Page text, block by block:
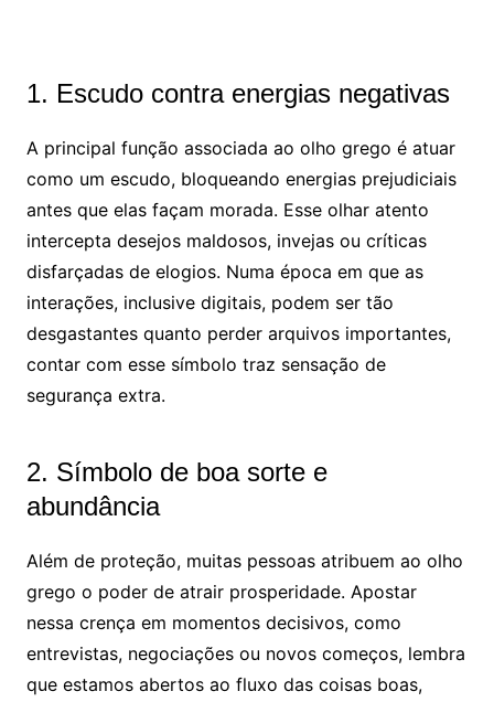
1. Escudo contra energias negativas
A principal função associada ao olho grego é atuar
como um escudo, bloqueando energias prejudiciais
antes que elas façam morada. Esse olhar atento
intercepta desejos maldosos, invejas ou críticas
disfarçadas de elogios. Numa época em que as
interações, inclusive digitais, podem ser tão
desgastantes quanto perder arquivos importantes,
contar com esse símbolo traz sensação de
segurança extra.
2. Símbolo de boa sorte e
abundância
Além de proteção, muitas pessoas atribuem ao olho
grego o poder de atrair prosperidade. Apostar
nessa crença em momentos decisivos, como
entrevistas, negociações ou novos começos, lembra
que estamos abertos ao fluxo das coisas boas,